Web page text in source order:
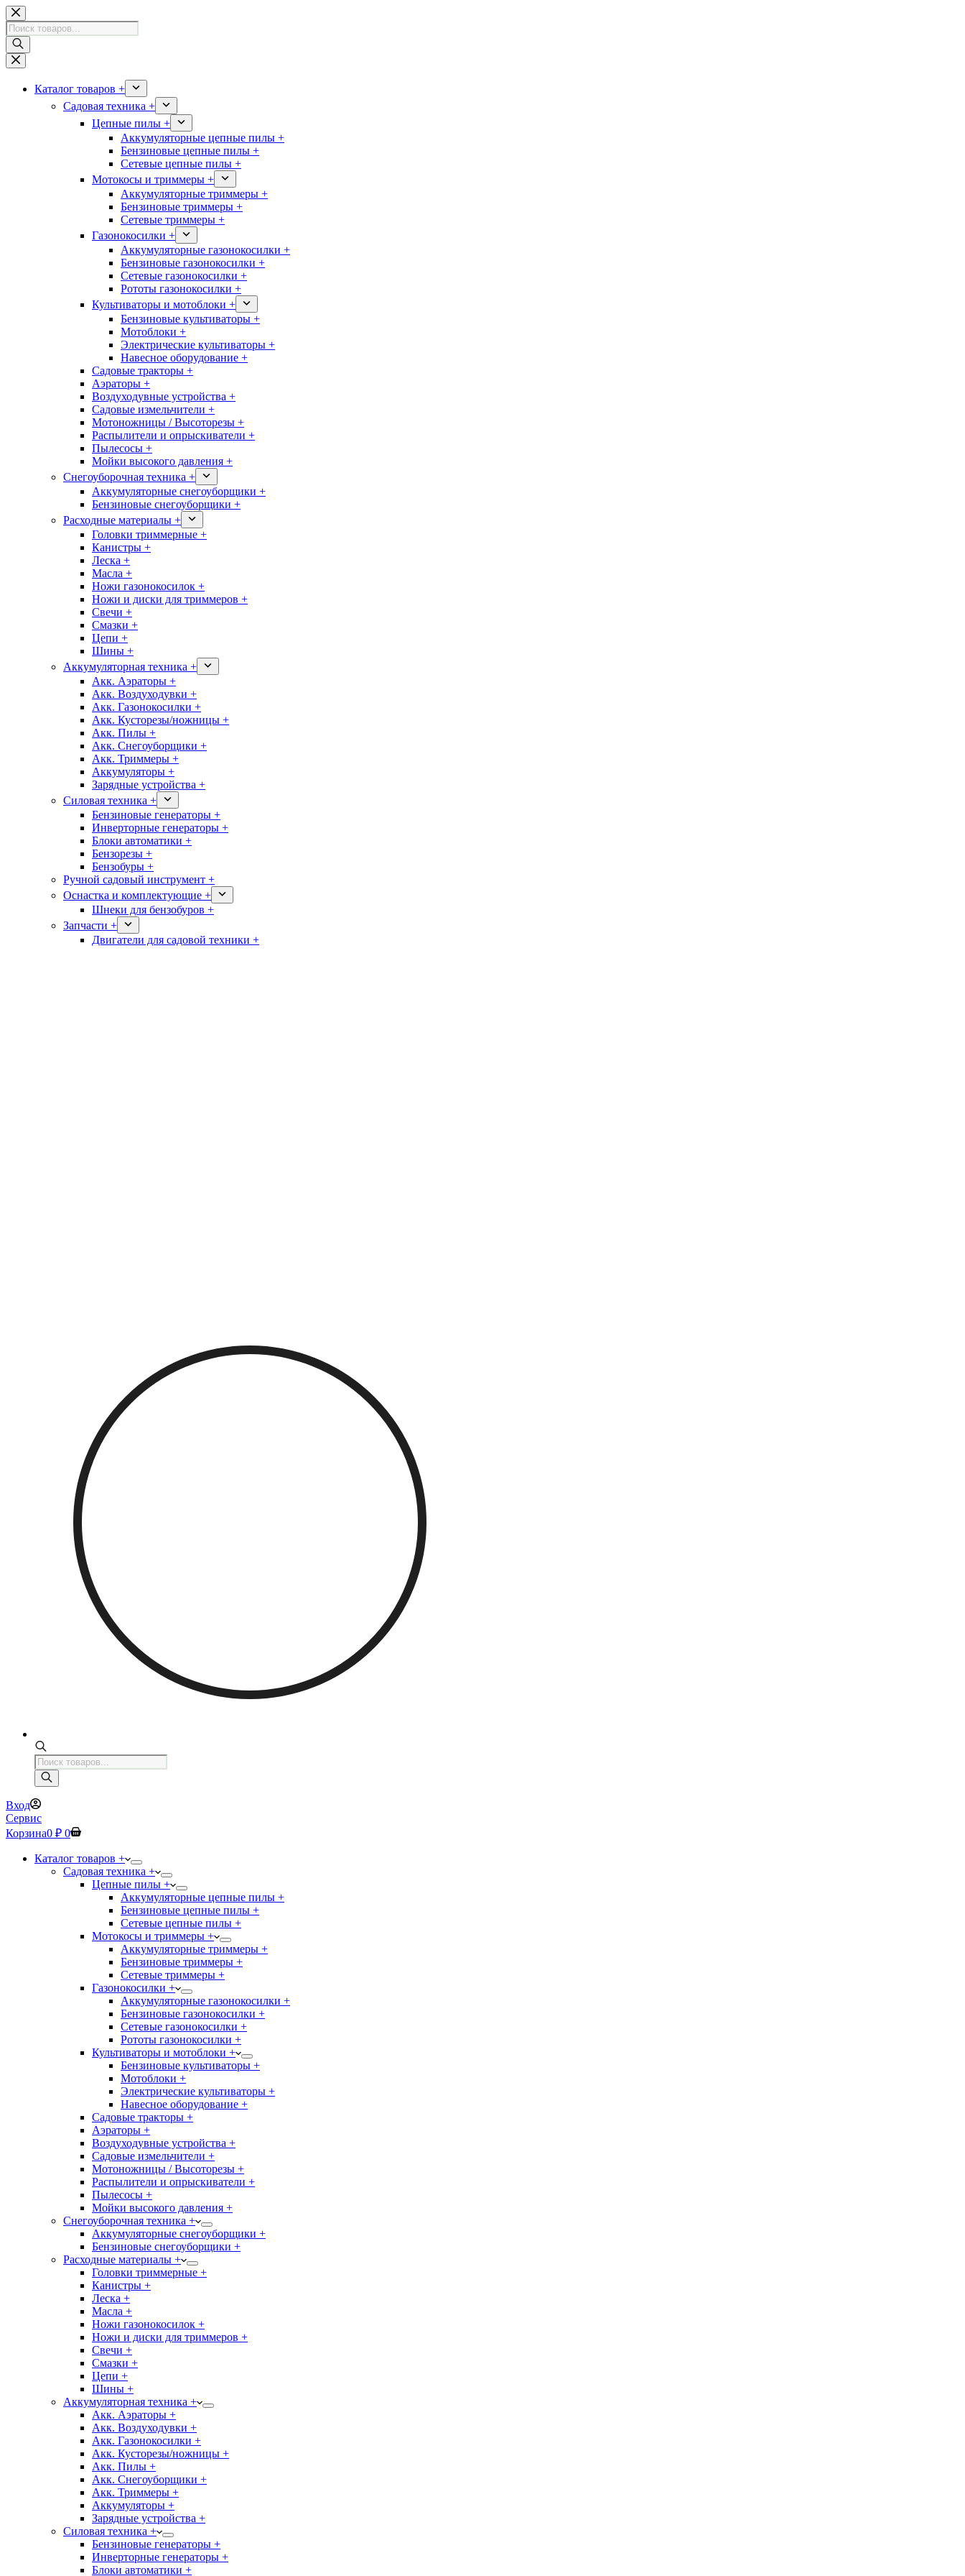
Перейти
к
сути
Поиск
товаров
Каталог товаров +
Садовая техника +
Цепные пилы +
Аккумуляторные цепные пилы +
Бензиновые цепные пилы +
Сетевые цепные пилы +
Мотокосы и триммеры +
Аккумуляторные триммеры +
Бензиновые триммеры +
Сетевые триммеры +
Газонокосилки +
Аккумуляторные газонокосилки +
Бензиновые газонокосилки +
Сетевые газонокосилки +
Рототы газонокосилки +
Культиваторы и мотоблоки +
Бензиновые культиваторы +
Мотоблоки +
Электрические культиваторы +
Навесное оборудование +
Садовые тракторы +
Аэраторы +
Воздуходувные устройства +
Садовые измельчители +
Мотоножницы / Высоторезы +
Распылители и опрыскиватели +
Пылесосы +
Мойки высокого давления +
Снегоуборочная техника +
Аккумуляторные снегоуборщики +
Бензиновые снегоуборщики +
Расходные материалы +
Головки триммерные +
Канистры +
Леска +
Масла +
Ножи газонокосилок +
Ножи и диски для триммеров +
Свечи +
Смазки +
Цепи +
Шины +
Аккумуляторная техника +
Акк. Аэраторы +
Акк. Воздуходувки +
Акк. Газонокосилки +
Акк. Кусторезы/ножницы +
Акк. Пилы +
Акк. Снегоуборщики +
Акк. Триммеры +
Аккумуляторы +
Зарядные устройства +
Силовая техника +
Бензиновые генераторы +
Инверторные генераторы +
Блоки автоматики +
Бензорезы +
Бензобуры +
Ручной садовый инструмент +
Оснастка и комплектующие +
Шнеки для бензобуров +
Запчасти +
Двигатели для садовой техники +
Поиск
товаров
Вход
Сервис
Корзина0 ₽ 0
Каталог товаров +
Садовая техника +
Цепные пилы +
Аккумуляторные цепные пилы +
Бензиновые цепные пилы +
Сетевые цепные пилы +
Мотокосы и триммеры +
Аккумуляторные триммеры +
Бензиновые триммеры +
Сетевые триммеры +
Газонокосилки +
Аккумуляторные газонокосилки +
Бензиновые газонокосилки +
Сетевые газонокосилки +
Рототы газонокосилки +
Культиваторы и мотоблоки +
Бензиновые культиваторы +
Мотоблоки +
Электрические культиваторы +
Навесное оборудование +
Садовые тракторы +
Аэраторы +
Воздуходувные устройства +
Садовые измельчители +
Мотоножницы / Высоторезы +
Распылители и опрыскиватели +
Пылесосы +
Мойки высокого давления +
Снегоуборочная техника +
Аккумуляторные снегоуборщики +
Бензиновые снегоуборщики +
Расходные материалы +
Головки триммерные +
Канистры +
Леска +
Масла +
Ножи газонокосилок +
Ножи и диски для триммеров +
Свечи +
Смазки +
Цепи +
Шины +
Аккумуляторная техника +
Акк. Аэраторы +
Акк. Воздуходувки +
Акк. Газонокосилки +
Акк. Кусторезы/ножницы +
Акк. Пилы +
Акк. Снегоуборщики +
Акк. Триммеры +
Аккумуляторы +
Зарядные устройства +
Силовая техника +
Бензиновые генераторы +
Инверторные генераторы +
Блоки автоматики +